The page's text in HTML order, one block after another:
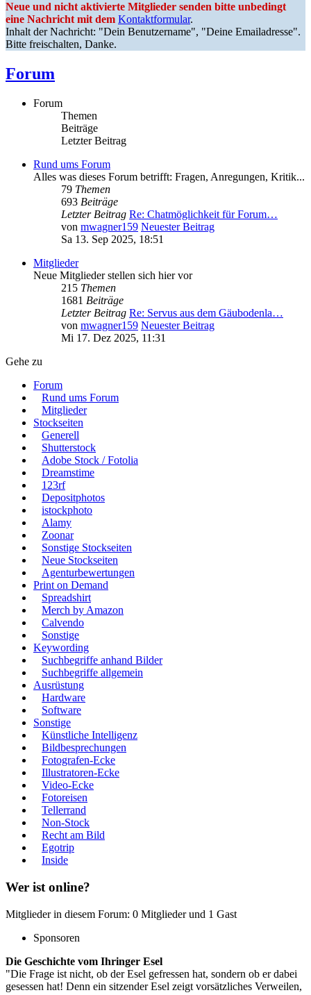
Neue und nicht aktivierte Mitglieder senden bitte unbedingt
eine Nachricht mit dem Kontaktformular.
Inhalt der Nachricht: "Dein Benutzername", "Deine Emailadresse".
Bitte freischalten, Danke.
Forum
Forum
Themen
Beiträge
Letzter Beitrag
Rund ums Forum
Alles was dieses Forum betrifft: Fragen, Anregungen, Kritik...
79 Themen
693 Beiträge
Letzter Beitrag Re: Chatmöglichkeit für Forum…
von mwagner159 Neuester Beitrag
Sa 13. Sep 2025, 18:51
Mitglieder
Neue Mitglieder stellen sich hier vor
215 Themen
1681 Beiträge
Letzter Beitrag Re: Servus aus dem Gäubodenla…
von mwagner159 Neuester Beitrag
Mi 17. Dez 2025, 11:31
Gehe zu
Forum
Rund ums Forum
Mitglieder
Stockseiten
Generell
Shutterstock
Adobe Stock / Fotolia
Dreamstime
123rf
Depositphotos
istockphoto
Alamy
Zoonar
Sonstige Stockseiten
Neue Stockseiten
Agenturbewertungen
Print on Demand
Spreadshirt
Merch by Amazon
Calvendo
Sonstige
Keywording
Suchbegriffe anhand Bilder
Suchbegriffe allgemein
Ausrüstung
Hardware
Software
Sonstige
Künstliche Intelligenz
Bildbesprechungen
Fotografen-Ecke
Illustratoren-Ecke
Video-Ecke
Fotoreisen
Tellerrand
Non-Stock
Recht am Bild
Egotrip
Inside
Wer ist online?
Mitglieder in diesem Forum: 0 Mitglieder und 1 Gast
Sponsoren
Die Geschichte vom Ihringer Esel
"Die Frage ist nicht, ob der Esel gefressen hat, sondern ob er dabei
gesessen hat! Denn ein sitzender Esel zeigt vorsätzliches Verweilen,